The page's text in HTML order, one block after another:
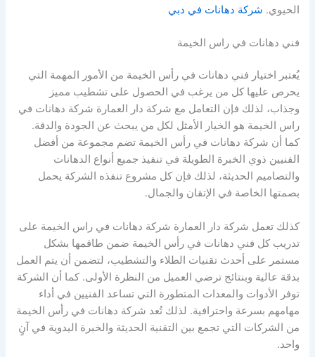
الحيوي. شركة دهانات في دبي
فني دهانات في راس الخيمة
يُعتبر اختيار فني دهانات في رأس الخيمة من الأمور المهمة التي
يحرص عليها كل من يرغب في الحصول على تشطيب مميز
وجذاب، لذلك فإن التعامل مع شركة دار العمارة شركة دهانات في
راس الخيمة هو الخيار الأمثل لكل من يبحث عن الجودة والدقة.
كما أن شركة دهانات في رأس الخيمة تضم مجموعة من أفضل
الفنيين ذوي الخبرة الطويلة في تنفيذ جميع أنواع الدهانات
والتصاميم الحديثة، لذلك فإن كل مشروع تنفذه الشركة يحمل
بصمتها الخاصة في الإتقان والجمال.
كذلك تعمل شركة دار العمارة شركة دهانات في راس الخيمة على
تدريب كل فني دهانات في رأس الخيمة ضمن طاقمها بشكل
مستمر على أحدث تقنيات الطلاء والتشطيب، لتضمن أن يتم العمل
بدقة عالية وبنتائج ترضي العميل من النظرة الأولى. كما أن الشركة
توفر الأدوات والمعدات المتطورة التي تساعد الفنيين في أداء
مهامهم بسرعة واحترافية. لذلك تُعد شركة دهانات في رأس الخيمة
من الشركات التي تجمع بين التقنية الحديثة والخبرة اليدوية في آنٍ
واحد.